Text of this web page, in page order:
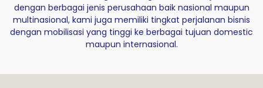
dengan berbagai jenis perusahaan baik nasional maupun
multinasional, kami juga memiliki tingkat perjalanan bisnis
dengan mobilisasi yang tinggi ke berbagai tujuan domestic
maupun internasional.